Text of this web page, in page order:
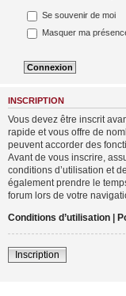
Se souvenir de moi
Masquer ma
INSCRIPTION
Vous devez être inscrit
rapide et vous offre de
peuvent accorder des
Avant de vous inscrire,
conditions d’utilisation et
également prendre le
forum lors de votre
Conditions d’utilisation |
Inscription